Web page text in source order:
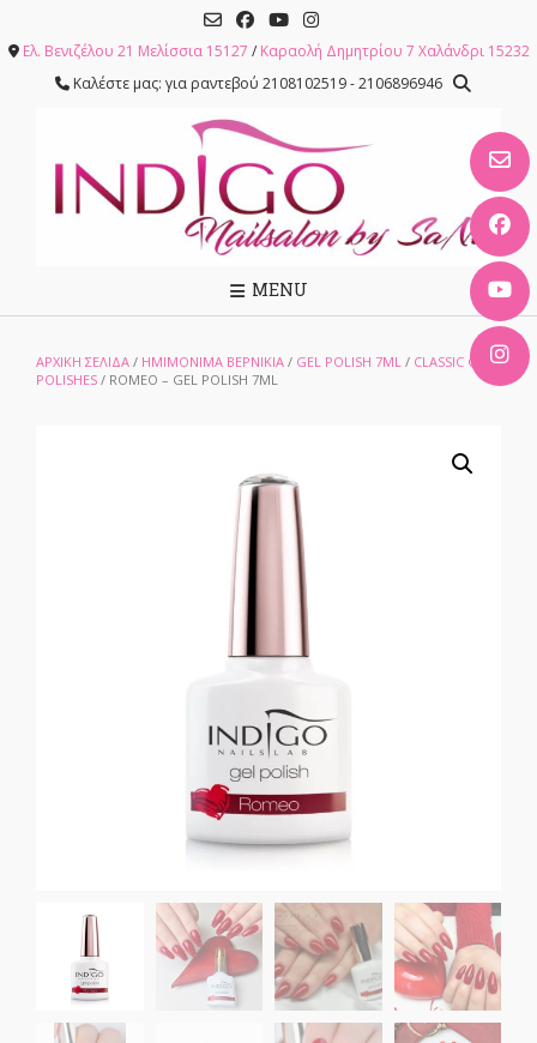
content
Ελ. Βενιζέλου 21 Μελίσσια 15127 / Καραολή Δημητρίου 7 Χαλάνδρι 15232
Καλέστε μας: για ραντεβού 2108102519 - 2106896946
MENU
ΑΡΧΙΚΉ ΣΕΛΊΔΑ / ΗΜΙΜΟΝΙΜΑ ΒΕΡΝΙΚΙΑ / GEL POLISH 7ML / CLASSIC GEL
POLISHES / ROMEO – GEL POLISH 7ML